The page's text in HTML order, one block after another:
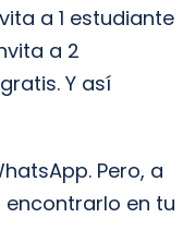
a 1 estudiante
a 2
Y así
Pero, a
en tu